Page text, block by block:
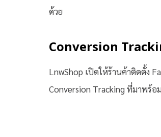
ด้วย
Conversion
LnwShop เปิดให้ร้านค้าติดตั้ง
Conversion Tracking ที่มาพร้อ